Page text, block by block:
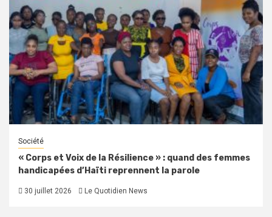
Société
« Corps et Voix de la Résilience » : quand des femmes
handicapées d’Haïti reprennent la parole
30 juillet 2026 Le Quotidien News